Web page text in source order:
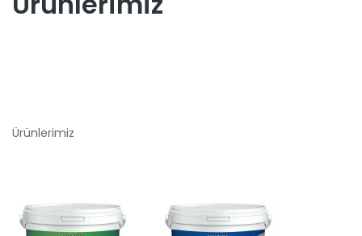
Ürünlerimiz